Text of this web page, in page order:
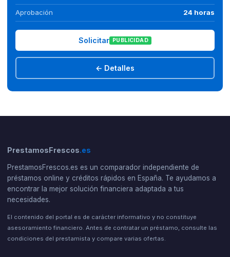
Aprobación 24 horas
Solicitar PUBLICIDAD
← Detalles
PrestamosFrescos.es
PrestamosFrescos.es es un comparador independiente de
préstamos online y créditos rápidos en España. Te ayudamos a
encontrar la mejor solución financiera adaptada a tus
necesidades.
El contenido del portal es de carácter informativo y no constituye
asesoramiento financiero. Antes de contratar un préstamo, consulte las
condiciones del prestamista y compare varias ofertas.